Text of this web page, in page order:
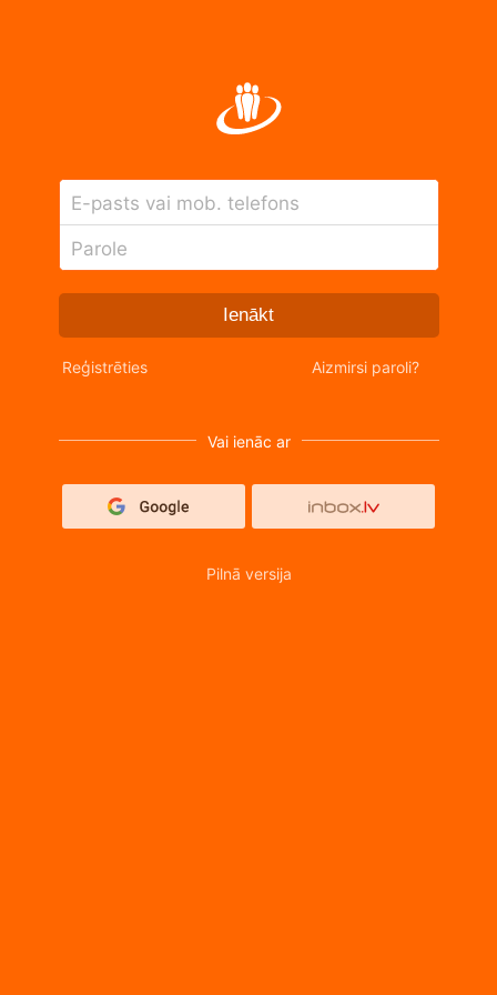
E-pasts vai mob. telefons
Parole
Ienākt
Reģistrēties Aizmirsi paroli?
Vai ienāc ar
Pilnā versija